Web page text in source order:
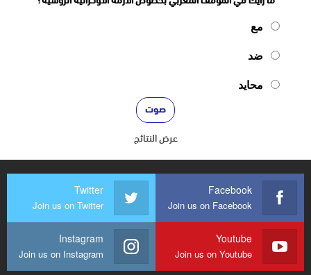
مع
ضد
محايد
عرض النتائج
Facebook
Join us on Facebook
Twitter
Join us on Twitter
Youtube
Join us on Youtube
Instagram
Join us on Instagram